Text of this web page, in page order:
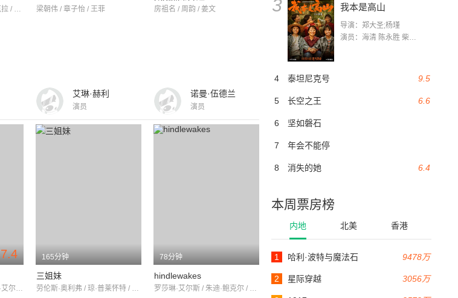
3 我本是高山
导演：郑大圣;杨瑾
演员：海清 陈永胜 柴烨 王玥婷 万国鹏 美朵达瓦 赵瑞婷 罗解艳 郭莉娜 潘家艳
9.5
4 泰坦尼克号
6.6
5 长空之王
6 坚如磐石
7 年会不能停
6.4
8 消失的她
本周票房榜
内地 北美 香港
9478万
1 哈利·波特与魔法石
3056万
2 星际穿越
戴夫·帕特尔 / 沙鲁巴·舒克拉 / 亚尼·卡普尔 梁朝伟 / 章子怡 / 王菲 房祖名 / 周韵 / 姜文
艾琳·赫利
演员
诺曼·伍德兰
演员
7.4
莱斯利·班克斯 / 费利克斯·艾尔默 / 罗伯特·赫普曼
165分钟
三姐妹
劳伦斯·奥利弗 / 琼·普莱怀特 / 阿兰·贝茨
78分钟
hindlewakes
罗莎琳·艾尔斯 / 朱迪·鲍克尔 / 罗伊·多特里斯